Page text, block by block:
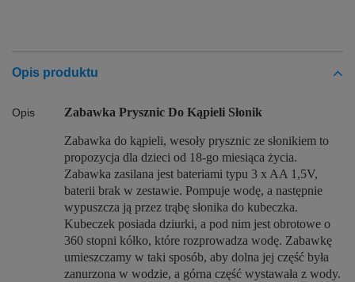
Opis produktu
Opis Zabawka Prysznic Do Kąpieli Słonik
Zabawka do kąpieli, wesoły prysznic ze słonikiem to
propozycja dla dzieci od 18-go miesiąca życia.
Zabawka zasilana jest bateriami typu 3 x AA 1,5V,
baterii brak w zestawie. Pompuje wodę, a następnie
wypuszcza ją przez trąbę słonika do kubeczka.
Kubeczek posiada dziurki, a pod nim jest obrotowe o
360 stopni kółko, które rozprowadza wodę. Zabawkę
umieszczamy w taki sposób, aby dolna jej część była
zanurzona w wodzie, a górna część wystawała z wody.